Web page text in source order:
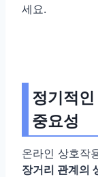
세요.
정기적
중요성
온라인 상호작
장거리 관계의